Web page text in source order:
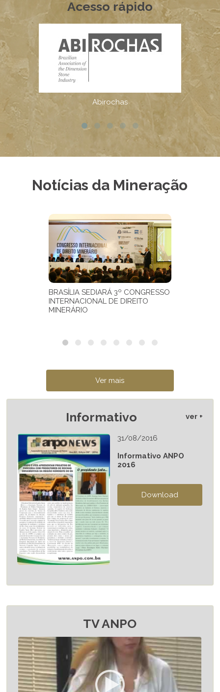
Acesso rápido
Notícias da Mineração
Informativo ver +
31/08/2016
Informativo ANPO
2016
TV ANPO